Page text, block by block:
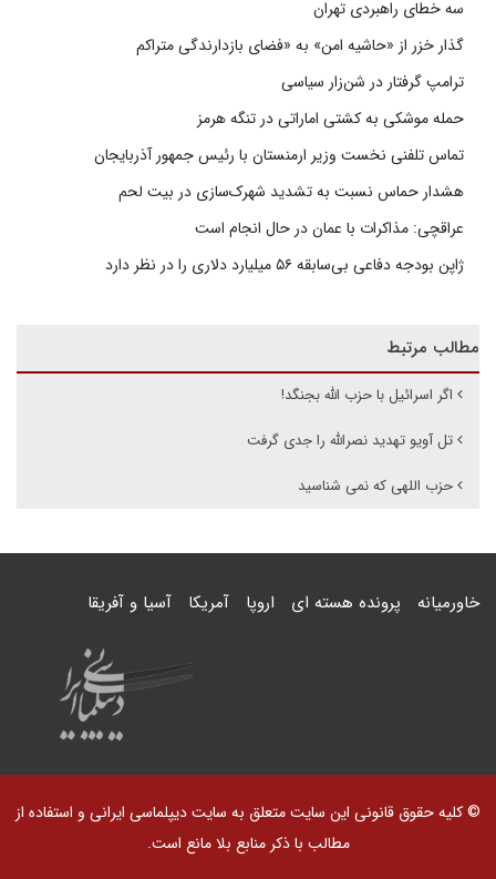
سه خطای راهبردی تهران
گذار خزر از «حاشیه امن» به «فضای بازدارندگی متراکم
ترامپ گرفتار در شن‌زار سیاسی
حمله موشکی به کشتی اماراتی در تنگه هرمز
تماس تلفنی نخست وزیر ارمنستان با رئیس جمهور آذربایجان
هشدار حماس نسبت به تشدید شهرک‌سازی در بیت‌ لحم
عراقچی: مذاکرات با عمان در حال انجام است
ژاپن بودجه دفاعی بی‌سابقه ۵۶ میلیارد دلاری را در نظر دارد
مطالب مرتبط
اگر اسرائیل با حزب الله بجنگد!
تل آویو تهدید نصرالله را جدی گرفت
حزب اللهی که نمی شناسید
خاورمیانه پرونده هسته ای اروپا آمریکا آسیا و آفریقا
© کلیه حقوق قانونی این سایت متعلق به سایت دیپلماسی ایرانی و استفاده از
مطالب با ذکر منابع بلا مانع است.